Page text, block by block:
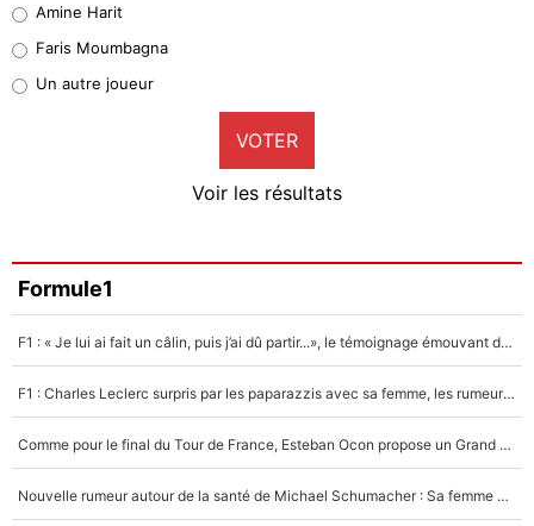
1%
9%
Faris Moumbagna
5%
Un autre joueur
5%
Amine Harit
Faris Moumbagna
Un autre joueur
VOTER
Voir les résultats
Formule1
F1 : « Je lui ai fait un câlin, puis j’ai dû partir...», le témoignage émouvant de Max Verstappen sur sa fille
F1 : Charles Leclerc surpris par les paparazzis avec sa femme, les rumeurs étaient vraies !
Comme pour le final du Tour de France, Esteban Ocon propose un Grand Prix de Formule 1 à Paris : «Autour de l’Arc de Triomphe, ce serait génial» !
Nouvelle rumeur autour de la santé de Michael Schumacher : Sa femme Corinna sort du silence